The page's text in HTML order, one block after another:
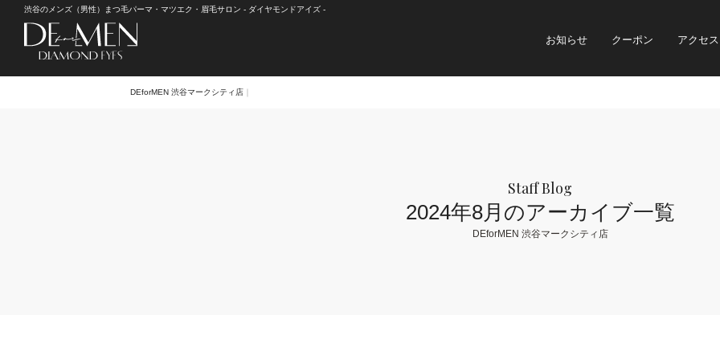
渋谷のメンズ（男性）まつ毛パーマ・マツエク・眉毛サロン - ダイヤモンドアイズ -
お知らせ クーポン アクセス
DEforMEN 渋谷マークシティ店
Staff Blog
2024年8月のアーカイブ一覧
DEforMEN 渋谷マークシティ店